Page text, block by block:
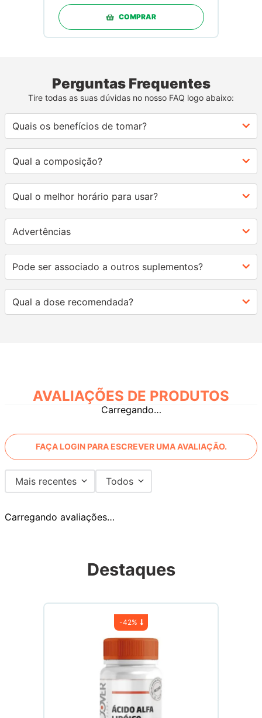
COMPRAR
Perguntas Frequentes
Tire todas as suas dúvidas no nosso FAQ logo abaixo:
Quais os benefícios de tomar?
Qual a composição?
Qual o melhor horário para usar?
Advertências
Pode ser associado a outros suplementos?
Qual a dose recomendada?
AVALIAÇÕES
Carregando…
FAÇA LOGIN PARA ESCREVER UMA AVALIAÇÃO.
Mais recentes Todos
Carregando avaliações…
Destaques
-42%